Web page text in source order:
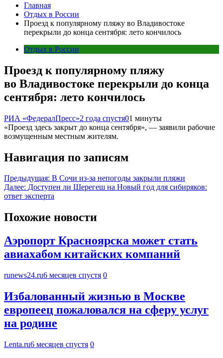
Главная
Отдых в России
Проезд к популярному пляжу во Владивостоке
перекрыли до конца сентября: лето кончилось
Отдых в России
Проезд к популярному пляжу
во Владивостоке перекрыли до конца
сентября: лето кончилось
РИА «ФедералПресс»2 года спустя01 минуты
«Проезд здесь закрыт до конца сентября», — заявили рабочие
возмущенным местным жителям.
Навигация по записям
Предыдущая: В Сочи из-за непогоды закрыли пляжи
Далее: Доступен ли Шерегеш на Новый год для сибиряков:
ответ эксперта
Похожие новости
Аэропорт Красноярска может стать
авиахабом китайских компаний
runews24.ru6 месяцев спустя 0
Избалованный жизнью в Москве
европеец пожаловался на сферу услуг
на родине
Lenta.ru6 месяцев спустя 0